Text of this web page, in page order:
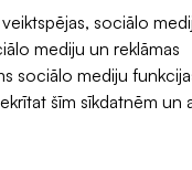
sociālo
mediju un reklāmas
sociālo mediju
šīm sīkdatnēm un